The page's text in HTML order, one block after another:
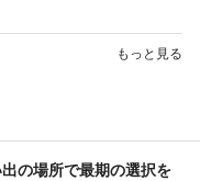
もっと見る
の場所で最期の選択を